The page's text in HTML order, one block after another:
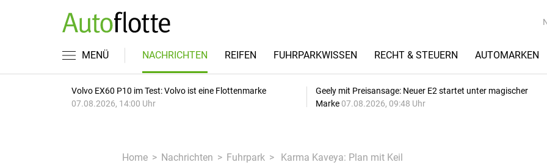
MENÜ NACHRICHTEN REIFEN FUHRPARKWISSEN RECHT & STEUERN AUTOMARKEN
Volvo EX60 P10 im Test: Volvo ist eine Flottenmarke
07.08.2026, 14:00 Uhr
Geely mit Preisansage: Neuer E2 startet unter magischer
Marke 07.08.2026, 09:48 Uhr
Home Nachrichten Fuhrpark Karma Kaveya: Plan mit Keil